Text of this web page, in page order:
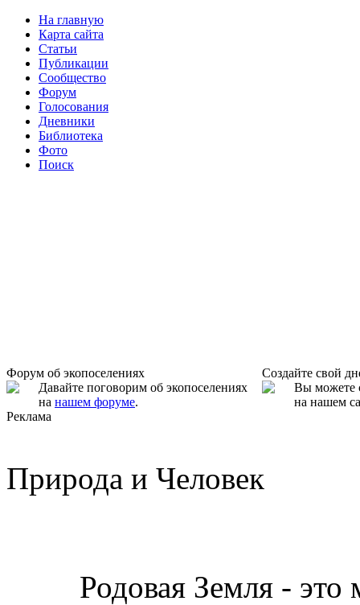
На главную
Карта сайта
Статьи
Публикации
Сообщество
Форум
Голосования
Дневники
Библиотека
Фото
Поиск
Форум об экопоселениях
Давайте поговорим об экопоселениях
на нашем форуме.
Создайте свой
Вы можете
на нашем
Реклама
Природа и Человек
Родовая Земля - это